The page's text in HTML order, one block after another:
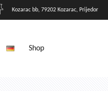
Kozarac bb, 79202 Kozarac, Prijedor
Shop